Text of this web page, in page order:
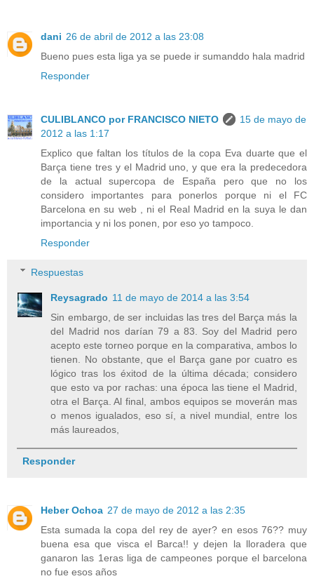
dani 26 de abril de 2012 a las 23:08
Bueno pues esta liga ya se puede ir sumanddo hala madrid
Responder
CULIBLANCO por FRANCISCO NIETO
15 de mayo de
2012 a las 1:17
Explico que faltan los títulos de la copa Eva duarte que el
Barça tiene tres y el Madrid uno, y que era la predecedora
de la actual supercopa de España pero que no los
considero importantes para ponerlos porque ni el FC
Barcelona en su web , ni el Real Madrid en la suya le dan
importancia y ni los ponen, por eso yo tampoco.
Responder
Respuestas
Reysagrado 11 de mayo de 2014 a las 3:54
Sin embargo, de ser incluidas las tres del Barça más la
del Madrid nos darían 79 a 83. Soy del Madrid pero
acepto este torneo porque en la comparativa, ambos lo
tienen. No obstante, que el Barça gane por cuatro es
lógico tras los éxitod de la última década; considero
que esto va por rachas: una época las tiene el Madrid,
otra el Barça. Al final, ambos equipos se moverán mas
o menos igualados, eso sí, a nivel mundial, entre los
más laureados,
Responder
Heber Ochoa 27 de mayo de 2012 a las 2:35
Esta sumada la copa del rey de ayer? en esos 76?? muy
buena esa que visca el Barca!! y dejen la lloradera que
ganaron las 1eras liga de campeones porque el barcelona
no fue esos años